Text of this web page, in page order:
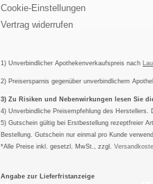
Cookie-Einstellungen
Vertrag widerrufen
1) Unverbindlicher Apothekenverkaufspreis nach
2) Preisersparnis gegenüber unverbindlichem
3) Zu Risiken und Nebenwirkungen lesen Sie
4) Unverbindliche Preisempfehlung des Herstellers.
5) Gutschein gültig bei Erstbestellung rezeptfreier
Bestellung. Gutschein nur einmal pro Kunde
*Alle Preise inkl. gesetzl. MwSt., zzgl.
Angabe zur Lieferfristanzeige